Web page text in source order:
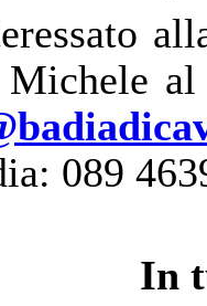
Michele al
: 089
In